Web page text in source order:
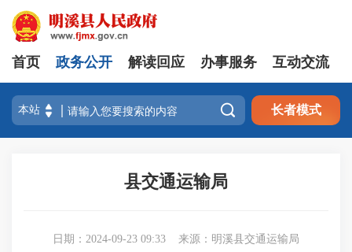
首页 政务公开 解读回应 办事服务 互动交流
 长者模式
县交通运输局
日期：2024-09-23 09:33 来源：明溪县交通运输局